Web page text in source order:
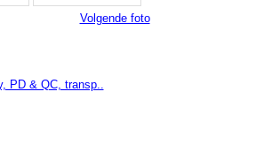
Volgende foto
PD & QC, transp..